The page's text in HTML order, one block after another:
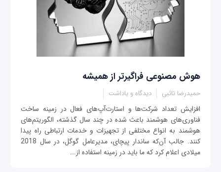
هوش مصنوعی فراگیرتر از همیشه
حمیدرضا تائبی دیدگاه و یاداشت
افزایش تعداد شرکت‌ها و استارت‌آپ‌های فعال در زمینه ساخت
فناوری‌های هوشمند باعث شده در چند سال گذشته، الگوریتم‌های
هوشمند به انواع مختلفی از تجهیزات و خدمات ارتباطی راه پیدا
کنند. جالب آن‌که ساندار پیچای، مدیرعامل گوگل، در سال 2018
میلادی اعلام کرد که ما باید در زمینه استفاده از...